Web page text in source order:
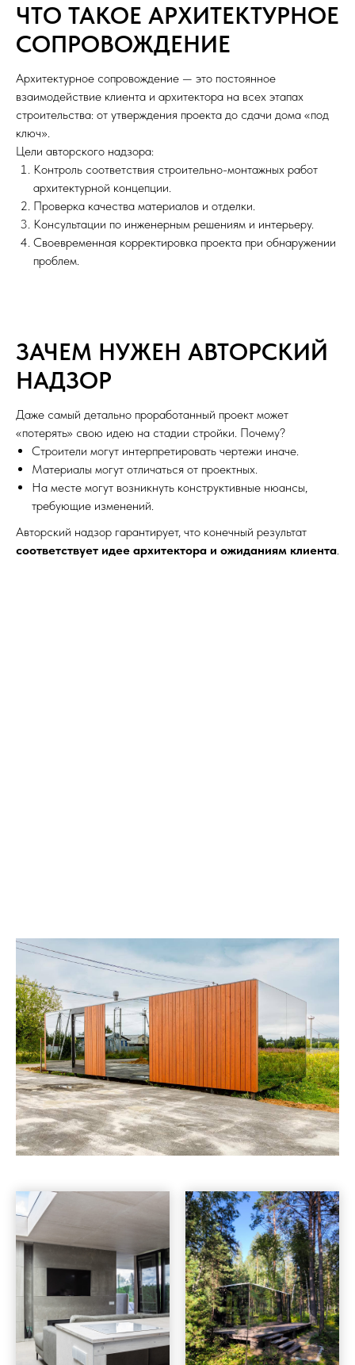
ЧТО ТАКОЕ АРХИТЕКТУРНОЕ
СОПРОВОЖДЕНИЕ
Архитектурное сопровождение — это постоянное
взаимодействие клиента и архитектора на всех этапах
строительства: от утверждения проекта до сдачи дома «под
ключ».
Цели авторского надзора:
Контроль соответствия строительно-монтажных работ
архитектурной концепции.
Проверка качества материалов и отделки.
Консультации по инженерным решениям и интерьеру.
Своевременная корректировка проекта при обнаружении
проблем.
ЗАЧЕМ НУЖЕН АВТОРСКИЙ
НАДЗОР
Даже самый детально проработанный проект может
«потерять» свою идею на стадии стройки. Почему?
Строители могут интерпретировать чертежи иначе.
Материалы могут отличаться от проектных.
На месте могут возникнуть конструктивные нюансы,
требующие изменений.
Авторский надзор гарантирует, что конечный результат
соответствует идее архитектора и ожиданиям клиента.